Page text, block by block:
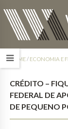
HOME/ ECONOMIA E
CRÉDITO –
FEDERAL DE
DE PEQUENO